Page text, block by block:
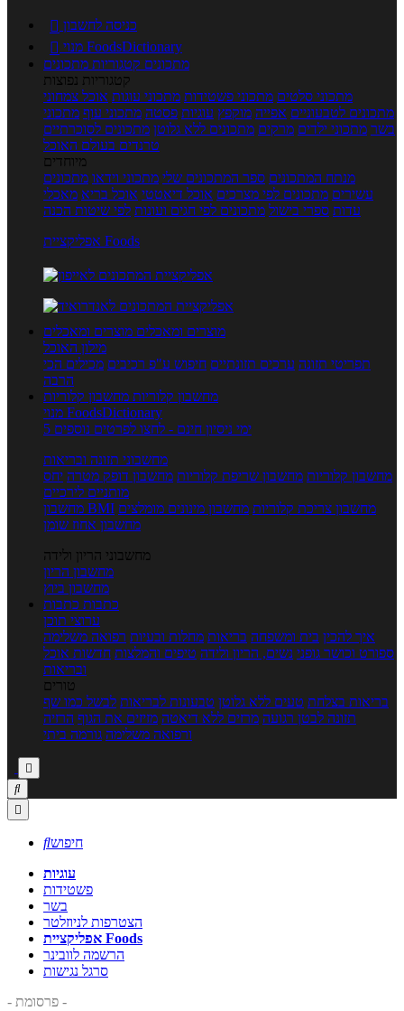
 כניסה לחשבון

מנוי FoodsDictionary
מתכונים קטגוריות מתכונים
קטגוריות נפוצות
מתכוני סלטים מתכוני פשטידות מתכוני עוגות אוכל צמחוני
מתכונים לטבעוניים אפייה מוקפץ עוגיות פסטה מתכוני עוף מתכוני
בשר מתכוני ילדים מרקים מתכונים ללא גלוטן מתכונים לסוכרתיים
טרנדים בעולם האוכל
מיוחדים
מנתח המתכונים ספר המתכונים שלי מתכוני וידאו מתכונים
עשירים מתכונים לפי מצרכים אוכל דיאטטי אוכל בריא מאכלי
עדות ספרי בישול מתכונים לפי חגים ועונות לפי שיטות הכנה
אפליקציית Foods
מוצרים ומאכלים מוצרים ומאכלים
מילון האוכל
תפריטי תזונה ערכים תזונתיים חיפוש ע"פ רכיבים מכילים הכי
הרבה
מחשבון קלוריות מחשבון קלוריות
מנוי FoodsDictionary
5 ימי ניסיון חינם - לחצו לפרטים נוספים
מחשבוני תזונה ובריאות
מחשבון קלוריות מחשבון שריפת קלוריות מחשבון דופק מטרה יחס
מותניים לירכיים
מחשבון BMI
מחשבון צריכת קלוריות מחשבון מינונים מומלצים
מחשבון אחוז שומן
מחשבוני הריון ולידה
מחשבון הריון
מחשבון ביוץ
כתבות כתבות
ערוצי תוכן
איך להכין בית ומשפחה בריאות מחלות ובעיות רפואה משלימה
ספורט וכושר גופני נשים, הריון ולידה טיפים והמלצות חדשות אוכל
ובריאות
טורים
בריאות בצלחת טעים ללא גלוטן טבעונות לבריאות לבשל כמו שף
תזונה לבטן רגועה מרזים ללא דיאטה מזיזים את הגוף הרזיה
ורפואה משלימה גורמה ביתי



חיפוש
עוגיות
פשטידות
בשר
הצטרפות לניוזלטר
אפליקציית Foods
הרשמה לוובינר
סרגל נגישות
- פרסומת -